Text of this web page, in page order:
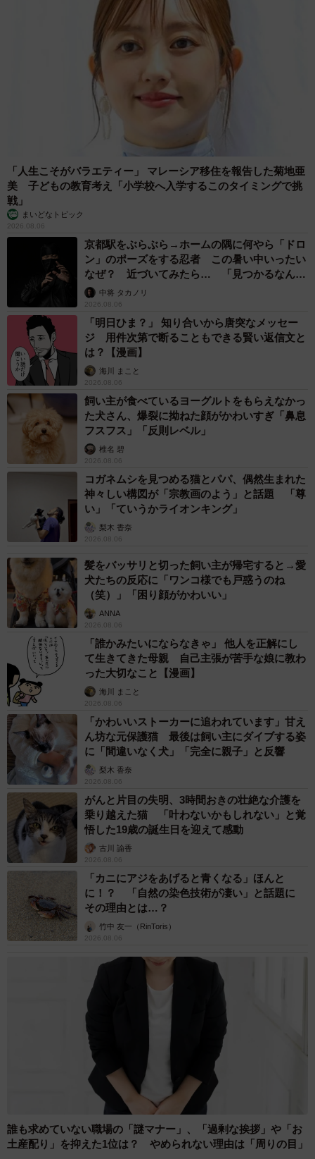
古川 諭香
2026.08.06
「カニにアジをあげると青くなる」ほんと
に！？ 「自然の染色技術が凄い」と話題に
その理由とは…？
竹中 友一（RinToris）
誰も求めていない職場の「謎マナー」、「過剰な挨拶」や「お
土産配り」を抑えた1位は？ やめられない理由は「周りの目」
まいどなデータ
2026.08.06
自転車通行可の歩道 電動キックボードで走行
中、小学生とあわや衝突！ 「歩道走行は道交
法違反でしょ」と指摘されました【弁護士が解
説】長澤 芳子
2026.08.06
タイの電車の中で見た優先席のマーク 子ど
も、妊娠、けが人、お年寄り… 一つだけ謎の
ものが！？「だから黄色なんですね」
中将 タカノリ
2026.08.06
1歳息子が腕を亜脱臼 「奥さん、専業主婦な
のに」と夫の後輩から一言 母は泣きながら対
応し必死だった 何年もたった今もたまに思い
出し…山岡 もと子
2026.08.06
子どもの学校外の学習時間が11年で2割減少
「家庭学習0分層」が約半数に達する深刻な実
態と広がる学習格差
まいどなニュース情報部
2026.08.06
「事故物件」という言葉のイメージにとらわれ
ていませんか？ 不動産業者が語る「物件の可
能性」を閉ざさないために必要なこと
平藤 清刀
2026.08.06
東京・千代田区の中央線高架に心ない落書き
歴史ある昌平橋架道橋の被害に怒りの声 「何
も分かってないし、センスも古い」「罰則強化
して」中将 タカノリ
2026.08.06
もしかすると「下山ダッシュ」 リニア中央新
幹線の長野県駅 在来線との乗り継ぎなし→な
ら走れば間に合うんじゃない？ 惜しい位置関
係が反響
中将 タカノリ
2026.08.06
「なんじゃこりゃ！」「ロボ？」大阪・梅田に
そびえる物体の正体は？ 昭和の遺産を調査し
てみた結果…
太田 浩子
2026.08.06
エジプトで自撮りしていたら、ガイドが「撮り
ますよ！」→ノリノリでポーズを取っていた
ら……スマホを返してもらえない 「日本人は
カモ代表かも」「私は6時間で3万円払った」
2026.08.06